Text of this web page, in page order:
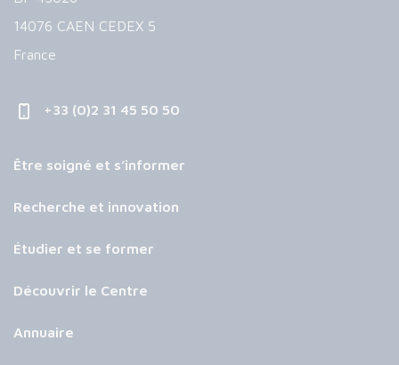
14076 CAEN CEDEX 5
France
+33 (0)2 31 45 50 50
Être soigné et s’informer
Recherche et innovation
Étudier et se former
Découvrir le Centre
Annuaire